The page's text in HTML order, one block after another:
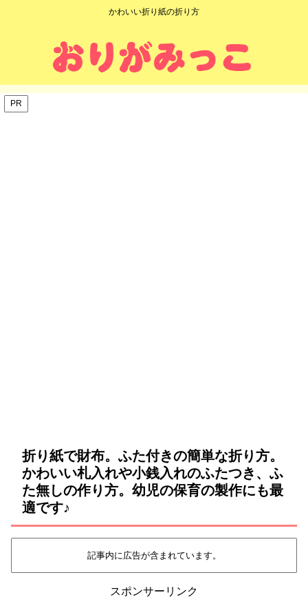
かわいい折り紙の折り方
PR
折り紙で財布。ふた付きの簡単な折り方。
かわいい札入れや小銭入れのふたつき、ふ
た無しの作り方。幼児の保育の製作にも最
適です♪
記事内に広告が含まれています。
スポンサーリンク